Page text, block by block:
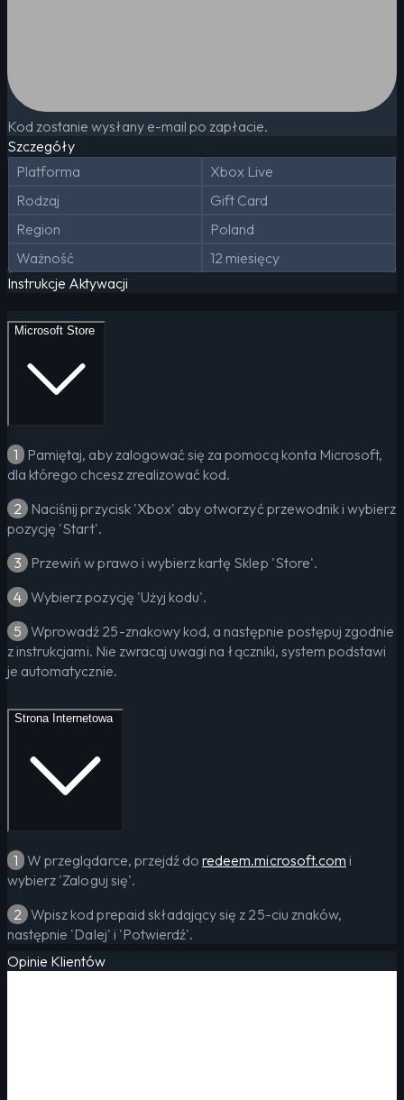
Kod zostanie wysłany e-mail po zapłacie.
Szczegóły
Platforma
Xbox Live
Rodzaj
Gift Card
Region
Poland
Ważność
12 miesięcy
Instrukcje Aktywacji
Microsoft Store
1 Pamiętaj, aby zalogować się za pomocą konta Microsoft,
dla którego chcesz zrealizować kod.
2 Naciśnij przycisk 'Xbox' aby otworzyć przewodnik i wybierz
pozycję 'Start'.
3 Przewiń w prawo i wybierz kartę Sklep 'Store'.
4 Wybierz pozycję 'Użyj kodu'.
5 Wprowadź 25-znakowy kod, a następnie postępuj zgodnie
z instrukcjami. Nie zwracaj uwagi na łączniki, system podstawi
je automatycznie.
Strona Internetowa
1 W przeglądarce, przejdź doredeem.microsoft.com i
wybierz 'Zaloguj się'.
2 Wpisz kod prepaid składający się z 25-ciu znaków,
następnie 'Dalej' i 'Potwierdź'.
Opinie Klientów